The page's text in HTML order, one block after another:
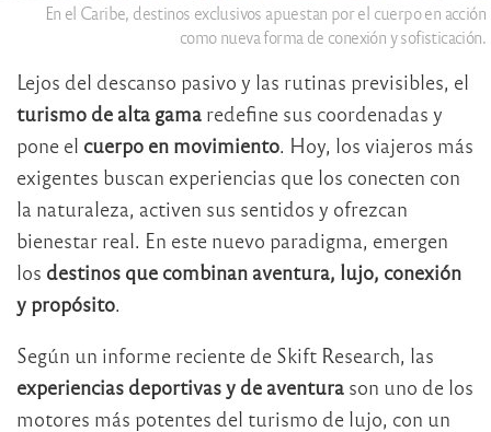
En el Caribe, destinos exclusivos apuestan por el cuerpo en acción
como nueva forma de conexión y sofisticación.
Lejos del descanso pasivo y las rutinas previsibles, el
turismo de alta gama redefine sus coordenadas y
pone el cuerpo en movimiento. Hoy, los viajeros más
exigentes buscan experiencias que los conecten con
la naturaleza, activen sus sentidos y ofrezcan
bienestar real. En este nuevo paradigma, emergen
los destinos que combinan aventura, lujo, conexión
y propósito.
Según un informe reciente de Skift Research, las
experiencias deportivas y de aventura son uno de los
motores más potentes del turismo de lujo, con un